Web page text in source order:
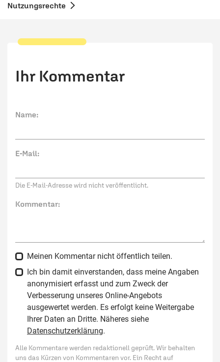
Nutzungsrechte
Ihr Kommentar
Name:
E-Mail:
Die E-Mail-Adresse wird nicht veröffentlicht.
Kommentar:
Meinen Kommentar nicht öffentlich teilen.
Ich bin damit einverstanden, dass meine Angaben
anonymisiert erfasst und zum Zweck der
Verbesserung unseres Online-Angebots
ausgewertet werden. Es erfolgt keine Weitergabe
Ihrer Daten an Dritte. Näheres siehe
Datenschutzerklärung.
Alle Kommentare werden redaktionell geprüft. Wir behalten
uns das Kürzen von Kommentaren vor. Ein Recht auf